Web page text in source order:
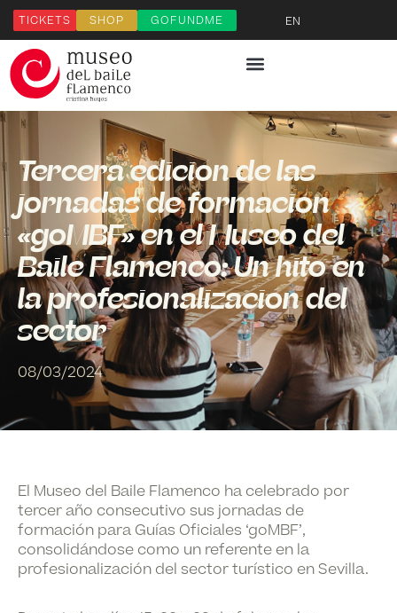
TICKETS SHOP GOFUNDME EN
Tercera edición de las
jornadas de formación
«goMBF» en el Museo del
Baile Flamenco: Un hito en
la profesionalización del
sector
08/03/2024
El Museo del Baile Flamenco ha celebrado por
tercer año consecutivo sus jornadas de
formación para Guías Oficiales ‘goMBF’,
consolidándose como un referente en la
profesionalización del sector turístico en Sevilla.